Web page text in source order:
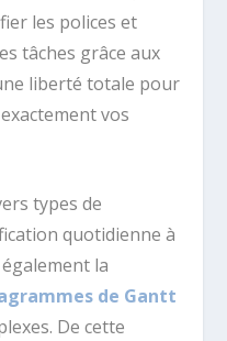
les polices et
tâches grâce aux
liberté totale pour
vos
types de
quotidienne à
la
de Gantt
De cette